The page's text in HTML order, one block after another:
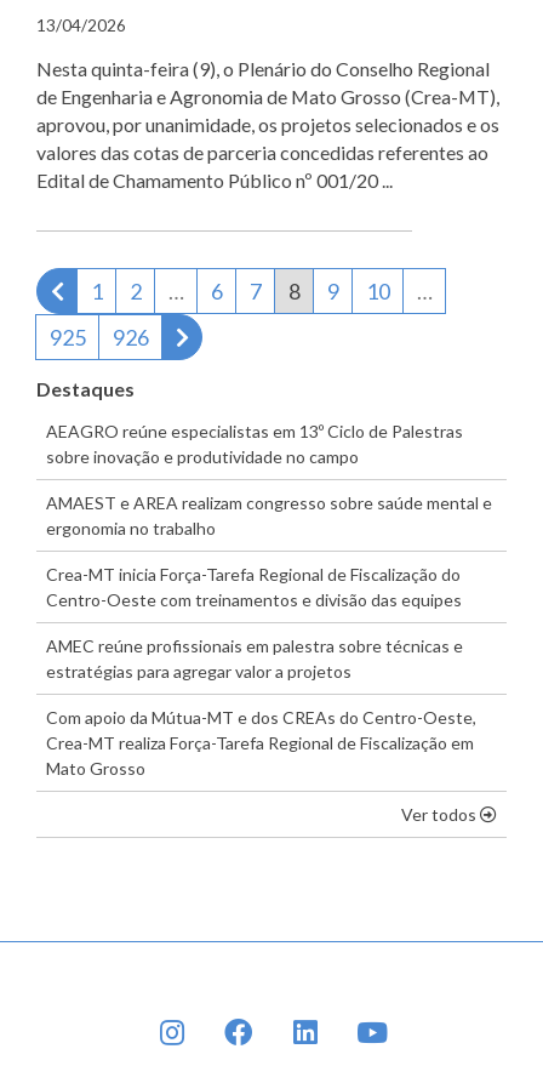
13/04/2026
Nesta quinta-feira (9), o Plenário do Conselho Regional
de Engenharia e Agronomia de Mato Grosso (Crea-MT),
aprovou, por unanimidade, os projetos selecionados e os
valores das cotas de parceria concedidas referentes ao
Edital de Chamamento Público nº 001/20 ...
Página anterior
1 2 … 6 7 8 9 10
…
925
926 Próxima página
Destaques
AEAGRO reúne especialistas em 13º Ciclo de Palestras
sobre inovação e produtividade no campo
AMAEST e AREA realizam congresso sobre saúde mental e
ergonomia no trabalho
Crea-MT inicia Força-Tarefa Regional de Fiscalização do
Centro-Oeste com treinamentos e divisão das equipes
AMEC reúne profissionais em palestra sobre técnicas e
estratégias para agregar valor a projetos
Com apoio da Mútua-MT e dos CREAs do Centro-Oeste,
Crea-MT realiza Força-Tarefa Regional de Fiscalização em
Mato Grosso
Ver todos os
INSTAGRAMFACEBOOKLINKEDIN